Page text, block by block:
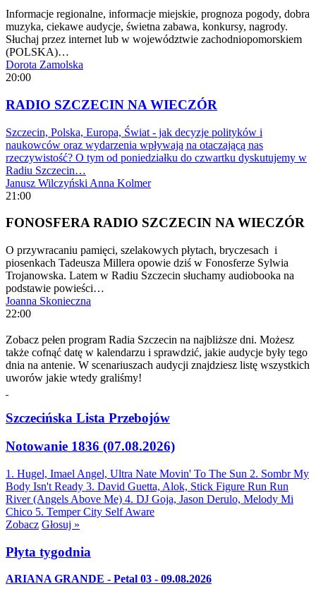
Informacje regionalne, informacje miejskie, prognoza pogody, dobra
muzyka, ciekawe audycje, świetna zabawa, konkursy, nagrody.
Słuchaj przez internet lub w województwie zachodniopomorskiem
(POLSKA)…
Dorota Zamolska
20:00
RADIO SZCZECIN NA WIECZÓR
Szczecin, Polska, Europa, Świat - jak decyzje polityków i
naukowców oraz wydarzenia wpływają na otaczającą nas
rzeczywistość? O tym od poniedziałku do czwartku dyskutujemy w
Radiu Szczecin…
Janusz Wilczyński Anna Kolmer
21:00
FONOSFERA RADIO SZCZECIN NA WIECZÓR
O przywracaniu pamięci, szelakowych płytach, bryczesach i
piosenkach Tadeusza Millera opowie dziś w Fonosferze Sylwia
Trojanowska. Latem w Radiu Szczecin słuchamy audiobooka na
podstawie powieści…
Joanna Skonieczna
22:00
Zobacz pełen program Radia Szczecin na najbliższe dni. Możesz
także cofnąć datę w kalendarzu i sprawdzić, jakie audycje były tego
dnia na antenie. W scenariuszach audycji znajdziesz listę wszystkich
uworów jakie wtedy graliśmy!
Szczecińska Lista Przebojów
Notowanie 1836 (07.08.2026)
1. Hugel, Imael Angel, Ultra Nate Movin' To The Sun 2. Sombr My
Body Isn't Ready 3. David Guetta, Alok, Stick Figure Run Run
River (Angels Above Me) 4. DJ Goja, Jason Derulo, Melody Mi
Chico 5. Temper City Self Aware
Zobacz Głosuj »
Płyta tygodnia
ARIANA GRANDE - Petal 03 - 09.08.2026